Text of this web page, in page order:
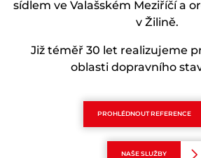
sídlem ve Valašském Meziříčí a
v Žilině.
Již téměř 30 let realizujeme
oblasti dopravního
PROHLÉDNOUT REFERENCE
NAŠE SLUŽBY